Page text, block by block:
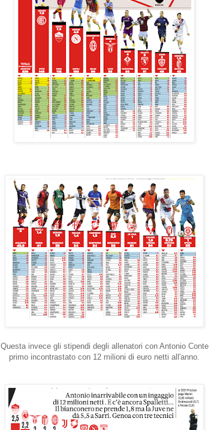
Questa invece gli stipendi degli allenatori con Antonio Conte
primo incontrastato con 12 milioni di euro netti all'anno.